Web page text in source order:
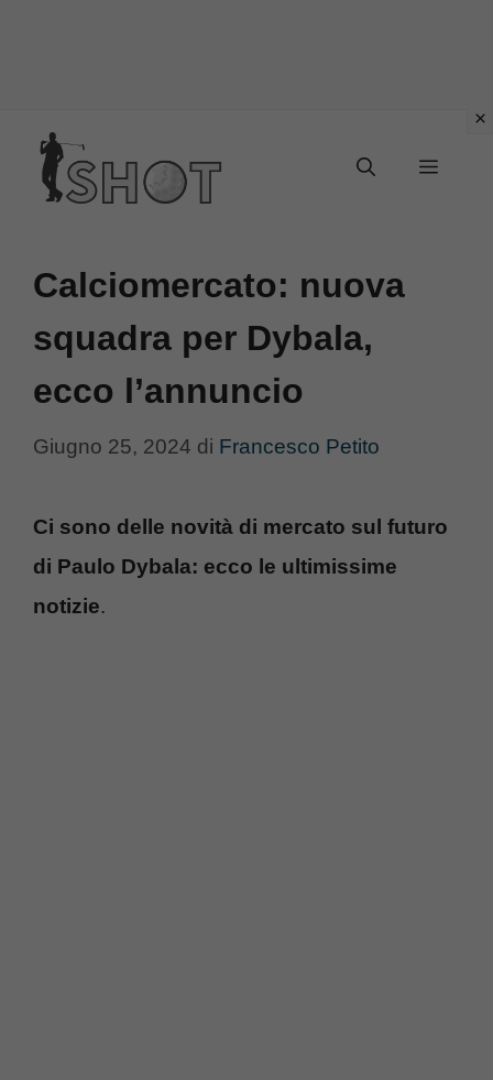
contenuto
Menu
Calciomercato: nuova
squadra per Dybala,
ecco l’annuncio
Giugno 25, 2024 di Francesco Petito
Ci sono delle novità di mercato sul futuro
di Paulo Dybala: ecco le ultimissime
notizie.